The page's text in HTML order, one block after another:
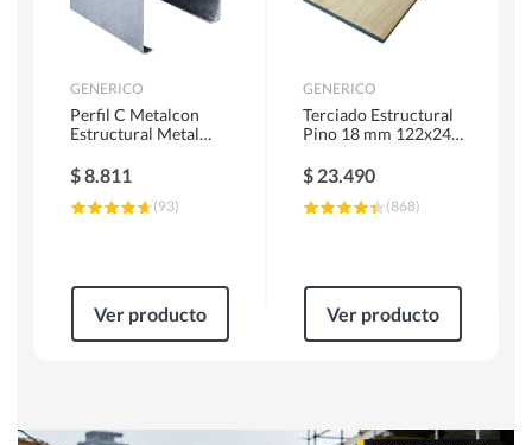
GENERICO
Perfil C Metalcon
Estructural Metal
$8.811
(93)
Ver producto
GENERICO
Terciado Estructural
Pino 18 mm 122x244
$ 23.490
(868)
Ver producto